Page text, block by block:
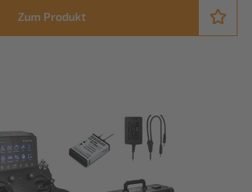
Zum Produkt